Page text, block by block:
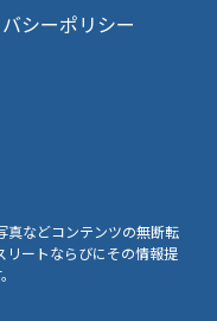
シーポリシー
真などコンテンツの無断転
リートならびにその情報提